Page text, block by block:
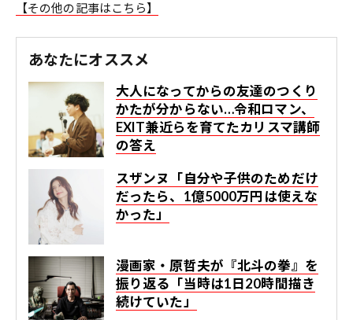
【その他の記事はこちら】
あなたにオススメ
大人になってからの友達のつくり
かたが分からない…令和ロマン、
EXIT兼近らを育てたカリスマ講師
の答え
スザンヌ「自分や子供のためだけ
だったら、1億5000万円は使えな
かった」
漫画家・原哲夫が『北斗の拳』を
振り返る「当時は1日20時間描き
続けていた」